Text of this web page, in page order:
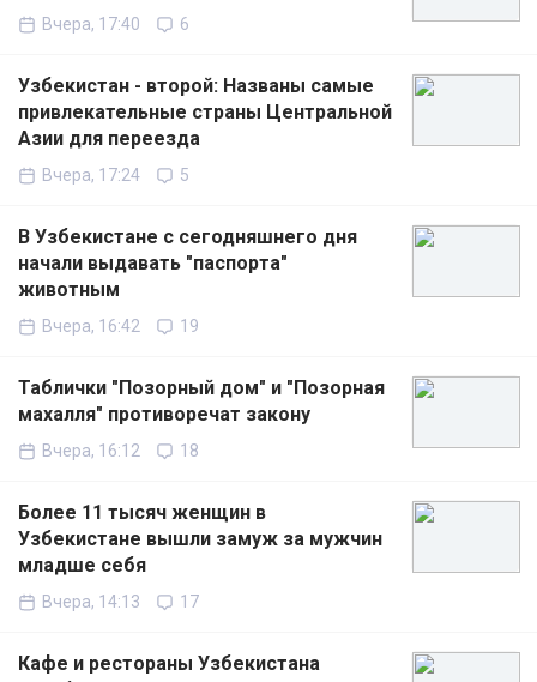
Вчера, 17:40 6
Узбекистан - второй: Названы самые
привлекательные страны Центральной
Азии для переезда
Вчера, 17:24 5
В Узбекистане с сегодняшнего дня
начали выдавать "паспорта"
животным
Вчера, 16:42 19
Таблички "Позорный дом" и "Позорная
махалля" противоречат закону
Вчера, 16:12 18
Более 11 тысяч женщин в
Узбекистане вышли замуж за мужчин
младше себя
Вчера, 14:13 17
Кафе и рестораны Узбекистана